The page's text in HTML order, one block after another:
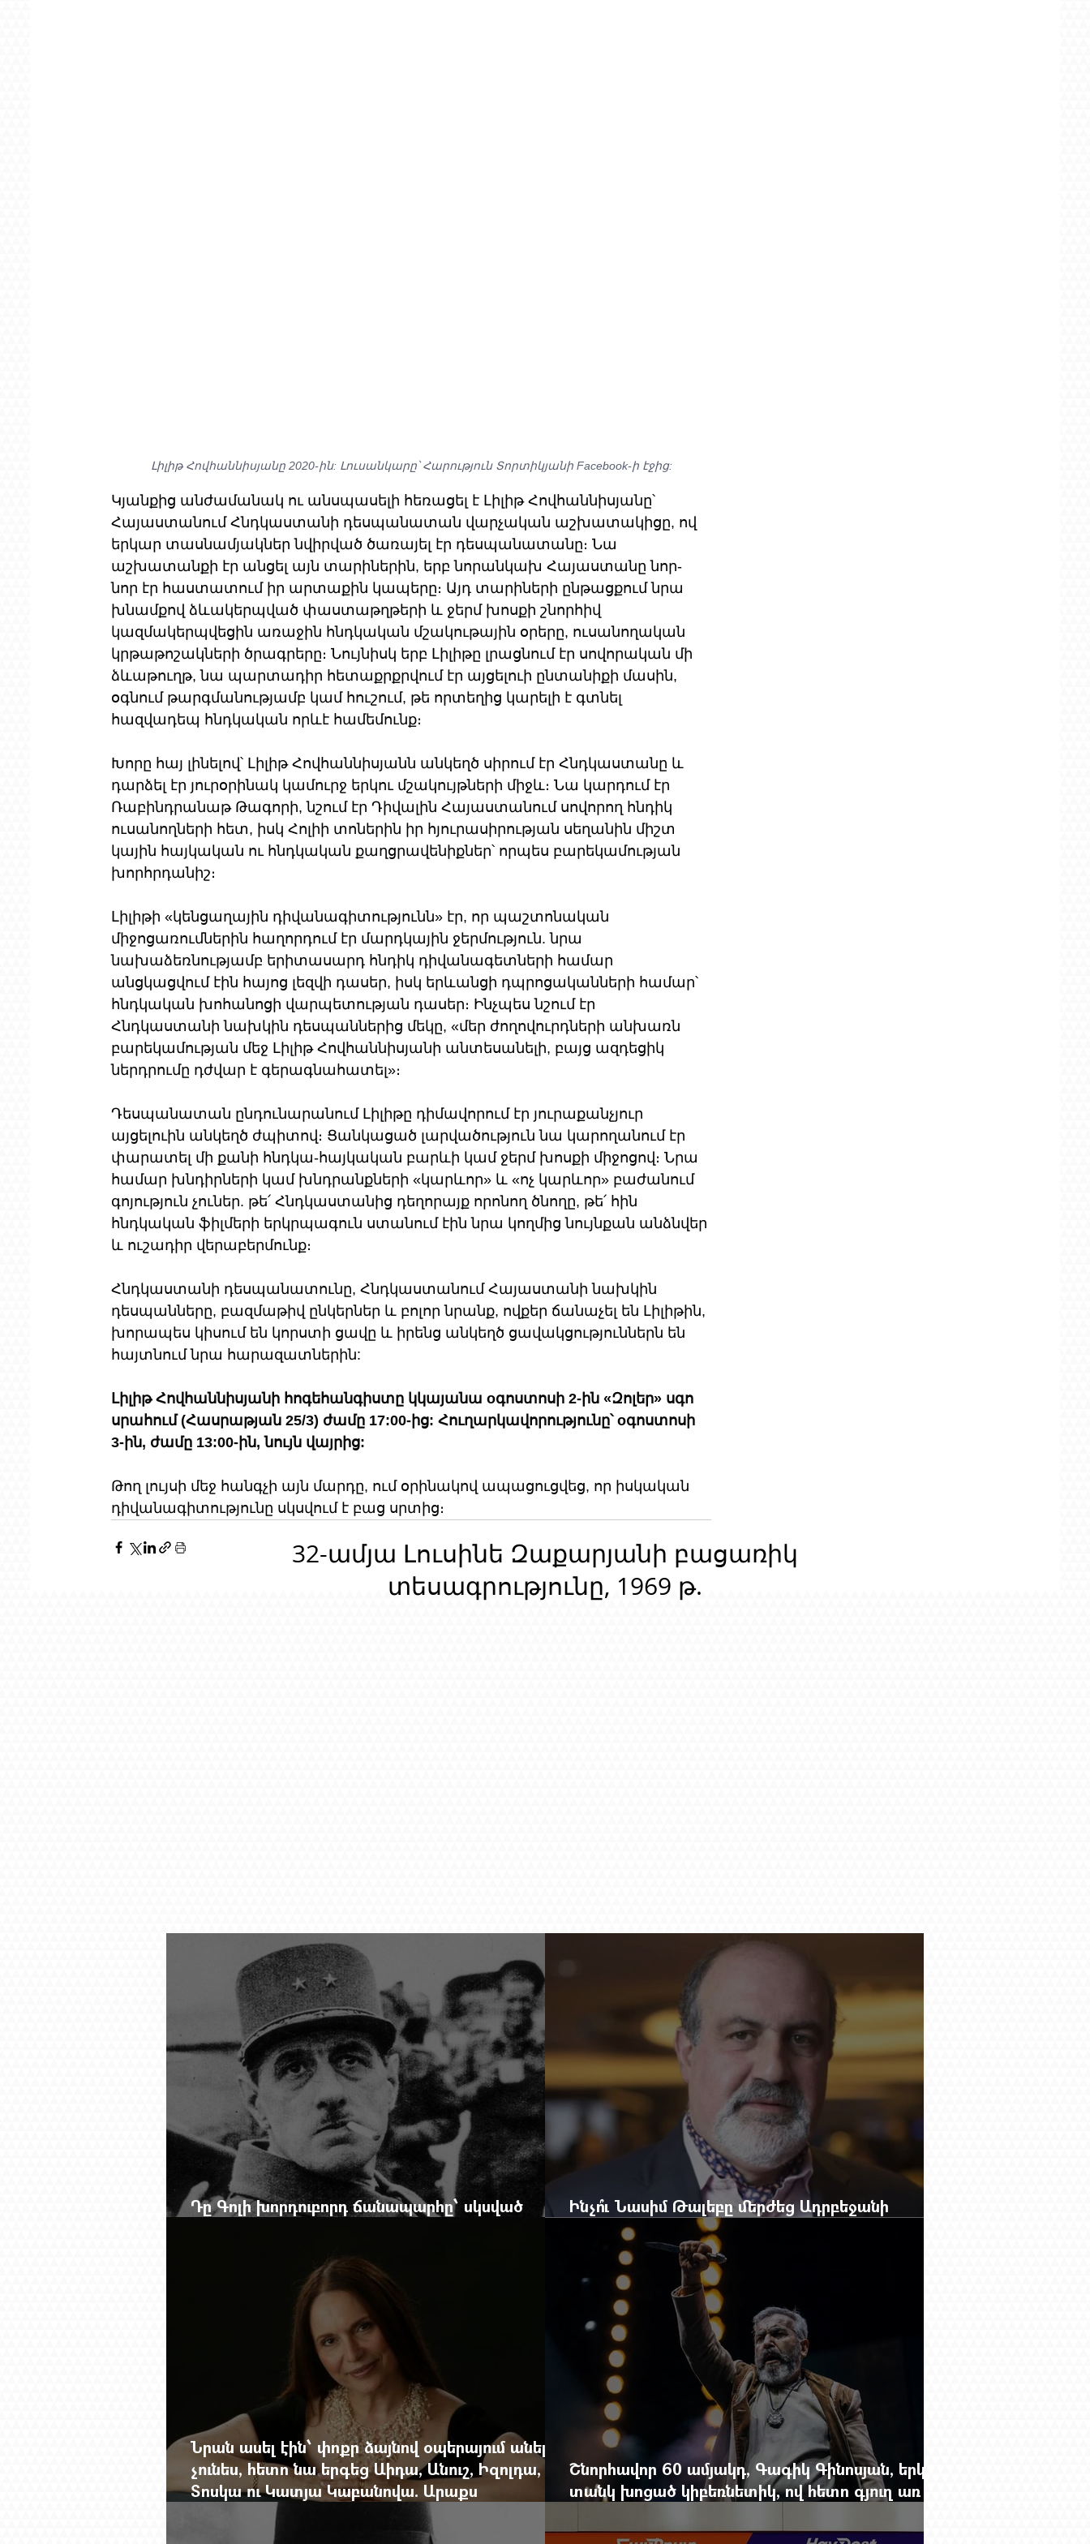
Լիլիթ Հովհաննիսյանը 2020-ին: Լուսանկարը՝ Հարություն Տորտիկյանի Facebook-ի էջից:
Կյանքից անժամանակ ու անսպասելի հեռացել է Լիլիթ Հովհաննիսյանը՝
Հայաստանում Հնդկաստանի դեսպանատան վարչական աշխատակիցը, ով
երկար տասնամյակներ նվիրված ծառայել էր դեսպանատանը։ Նա
աշխատանքի էր անցել այն տարիներին, երբ նորանկախ Հայաստանը նոր-
նոր էր հաստատում իր արտաքին կապերը։ Այդ տարիների ընթացքում նրա
խնամքով ձևակերպված փաստաթղթերի և ջերմ խոսքի շնորհիվ
կազմակերպվեցին առաջին հնդկական մշակութային օրերը, ուսանողական
կրթաթոշակների ծրագրերը։ Նույնիսկ երբ Լիլիթը լրացնում էր սովորական մի
ձևաթուղթ, նա պարտադիր հետաքրքրվում էր այցելուի ընտանիքի մասին,
օգնում թարգմանությամբ կամ հուշում, թե որտեղից կարելի է գտնել
հազվադեպ հնդկական որևէ համեմունք։
Խորը հայ լինելով՝ Լիլիթ Հովհաննիսյանն անկեղծ սիրում էր Հնդկաստանը և
դարձել էր յուրօրինակ կամուրջ երկու մշակույթների միջև։ Նա կարդում էր
Ռաբինդրանաթ Թագորի, նշում էր Դիվալին Հայաստանում սովորող հնդիկ
ուսանողների հետ, իսկ Հոլիի տոներին իր հյուրասիրության սեղանին միշտ
կային հայկական ու հնդկական քաղցրավենիքներ՝ որպես բարեկամության
խորհրդանիշ։
Լիլիթի «կենցաղային դիվանագիտությունն» էր, որ պաշտոնական
միջոցառումներին հաղորդում էր մարդկային ջերմություն. նրա
նախաձեռնությամբ երիտասարդ հնդիկ դիվանագետների համար
անցկացվում էին հայոց լեզվի դասեր, իսկ երևանցի դպրոցականների համար՝
հնդկական խոհանոցի վարպետության դասեր։ Ինչպես նշում էր
Հնդկաստանի նախկին դեսպաններից մեկը, «մեր ժողովուրդների անխառն
բարեկամության մեջ Լիլիթ Հովհաննիսյանի անտեսանելի, բայց ազդեցիկ
ներդրումը դժվար է գերագնահատել»։
Դեսպանատան ընդունարանում Լիլիթը դիմավորում էր յուրաքանչյուր
այցելուին անկեղծ ժպիտով։ Ցանկացած լարվածություն նա կարողանում էր
փարատել մի քանի հնդկա-հայկական բարևի կամ ջերմ խոսքի միջոցով։ Նրա
համար խնդիրների կամ խնդրանքների «կարևոր» և «ոչ կարևոր» բաժանում
գոյություն չուներ. թե՛ Հնդկաստանից դեղորայք որոնող ծնողը, թե՛ հին
հնդկական ֆիլմերի երկրպագուն ստանում էին նրա կողմից նույնքան անձնվեր
և ուշադիր վերաբերմունք։
Հնդկաստանի դեսպանատունը, Հնդկաստանում Հայաստանի նախկին
դեսպանները, բազմաթիվ ընկերներ և բոլոր նրանք, ովքեր ճանաչել են Լիլիթին,
խորապես կիսում են կորստի ցավը և իրենց անկեղծ ցավակցություններն են
հայտնում նրա հարազատներին:
Լիլիթ Հովհաննիսյանի հոգեհանգիստը կկայանա oգոստոսի 2-ին «Զոլեր» սգո
սրահում (Հասրաթյան 25/3) ժամը 17:00-ից: Հուղարկավորությունը՝ oգոստոսի
3-ին, ժամը 13:00-ին, նույն վայրից:
Թող լույսի մեջ հանգչի այն մարդը, ում օրինակով ապացուցվեց, որ իսկական
դիվանագիտությունը սկսվում է բաց սրտից։
32-ամյա Լուսինե Զաքարյանի բացառիկ
տեսագրությունը, 1969 թ.
Դը Գոլի խորդուբորդ ճանապարհը՝ սկսված
Ինչո՞ւ Նասիմ Թալեբը մերժեց Ադրբեջանի
հրավերքը և պաշտպանեց Ռուբեն Վարդանյանին
Նրան ասել էին՝ փոքր ձայնով օպերայում անելիք
չունես, հետո նա երգեց Աիդա, Անուշ, Իզոլդա,
Տոսկա ու Կատյա Կաբանովա. Արաքս
Մանսուրյանը 80 տարեկան է
Շնորհավոր 60 ամյակդ, Գագիկ Գինոսյան, երկու
տանկ խոցած կիբեռնետիկ, ով հետո գյուղ առ